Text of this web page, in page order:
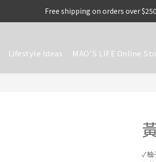
Free shipping on orders over
Lifestyle Ideas MAÖ'S LIFE Online
✓柚